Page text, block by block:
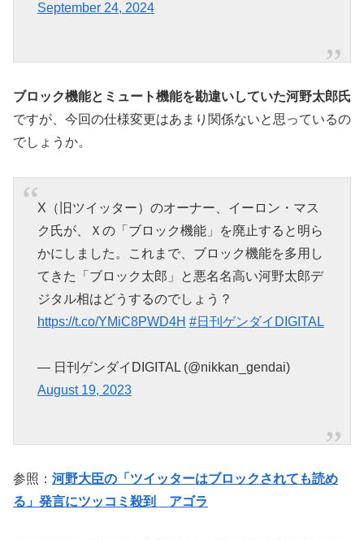
September 24, 2024
ブロック機能とミュート機能を勘違いしていた河野太郎氏
ですが、今回の仕様変更はあまり関係ないと思っているの
でしょうか。
X（旧ツイッター）のオーナー、イーロン・マス
ク氏が、Ｘの「ブロック機能」を廃止すると明ら
かにしました。これまで、ブロック機能を多用し
てきた「ブロック太郎」と悪名名高い河野太郎デ
ジタル相はどうするのでしょう？
https://t.co/YMiC8PWD4H #日刊ゲンダイDIGITAL
— 日刊ゲンダイDIGITAL (@nikkan_gendai)
August 19, 2023
参照： 河野大臣の「ツイッターはブロックされても読め
る」発言にツッコミ殺到 アゴラ